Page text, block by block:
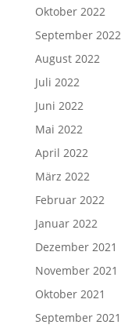
Oktober 2022
September 2022
August 2022
Juli 2022
Juni 2022
Mai 2022
April 2022
März 2022
Februar 2022
Januar 2022
Dezember 2021
November 2021
Oktober 2021
September 2021